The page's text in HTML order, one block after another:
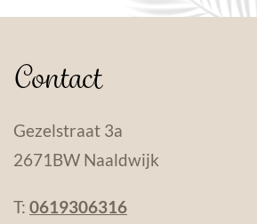
Contact
Gezelstraat 3a
2671BW Naaldwijk
T: 0619306316